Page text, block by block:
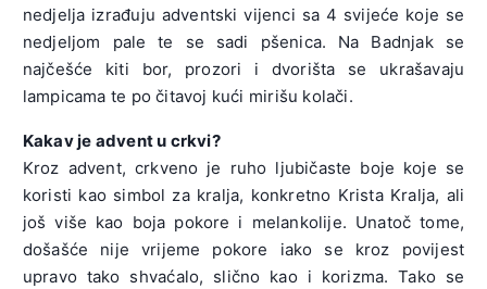
nedjelja izrađuju adventski vijenci sa 4 svijeće koje se
nedjeljom pale te se sadi pšenica. Na Badnjak se
najčešće kiti bor, prozori i dvorišta se ukrašavaju
lampicama te po čitavoj kući mirišu kolači.
Kakav je advent u crkvi?
Kroz advent, crkveno je ruho ljubičaste boje koje se
koristi kao simbol za kralja, konkretno Krista Kralja, ali
još više kao boja pokore i melankolije. Unatoč tome,
došašće nije vrijeme pokore iako se kroz povijest
upravo tako shvaćalo, slično kao i korizma. Tako se